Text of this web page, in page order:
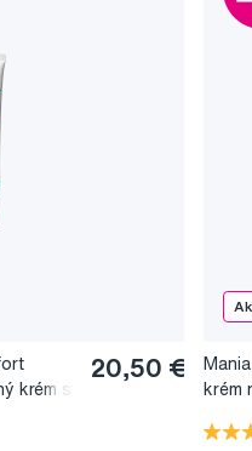
krém s
20,50 €
krém